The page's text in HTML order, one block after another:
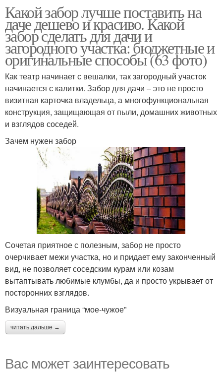
Какой забор лучше поставить на
даче дешево и красиво. Какой
забор сделать для дачи и
загородного участка: бюджетные и
оригинальные способы (63 фото)
Как театр начинает с вешалки, так загородный участок
начинается с калитки. Забор для дачи – это не просто
визитная карточка владельца, а многофункциональная
конструкция, защищающая от пыли, домашних животных
и взглядов соседей.
Зачем нужен забор
Сочетая приятное с полезным, забор не просто
очерчивает межи участка, но и придает ему законченный
вид, не позволяет соседским курам или козам
вытаптывать любимые клумбы, да и просто укрывает от
посторонних взглядов.
Визуальная граница “мое-чужое”
читать дальше →
Вас может заинтересовать